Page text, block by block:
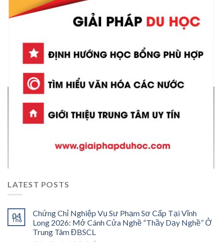
LATEST POSTS
04
Th6
Chứng Chỉ Nghiệp Vụ Sư Phạm Sơ Cấp Tại Vĩnh
Long 2026: Mở Cánh Cửa Nghề “Thầy Dạy Nghề” Ở
Trung Tâm ĐBSCL